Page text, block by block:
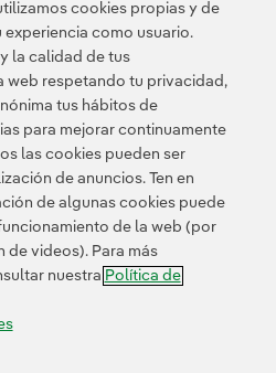
en laSala de
de Privacidad Información legal
de la IA Política de cookies
Accesibilidad Canal de denuncias
S.A. Reservados todos los derechos.
cookies propias y de
como usuario.
la calidad de tus
web respetando tu privacidad,
tus hábitos de
para mejorar continuamente
las cookies pueden ser
de anuncios. Ten en
de algunas cookies puede
de la web (por
videos). Para más
nuestra Política de